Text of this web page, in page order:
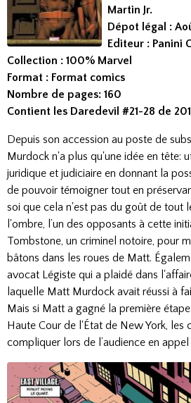
Martin Jr.
Dépot légal :
Editeur : Panini
Collection : 100% Marvel
Format : Format comics
Nombre de pages: 160
Contient les Daredevil #21-28 de
Depuis son accession au poste de
Murdock n'a plus qu'une idée en tête:
juridique et judiciaire en donnant la
de pouvoir témoigner tout en
soi que cela n'est pas du goût de tout
l'ombre, l’un des opposants à cette
Tombstone, un criminel notoire, pour
bâtons dans les roues de Matt.
avocat Légiste qui a plaidé dans
laquelle Matt Murdock avait réussi à
Mais si Matt a gagné la première
Haute Cour de l'État de New York, les
compliquer lors de l’audience en